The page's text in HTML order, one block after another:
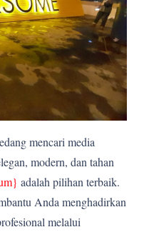
mencari media
modern, dan tahan
} adalah pilihan terbaik.
Anda menghadirkan
melalui